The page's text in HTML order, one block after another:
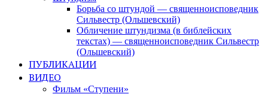
Борьба со штундой — священноисповедник
Сильвестр (Ольшевский)
Обличение штундизма (в библейских
текстах) — священноисповедник Сильвестр
(Ольшевский)
ПУБЛИКАЦИИ
ВИДЕО
Фильм «Ступени»